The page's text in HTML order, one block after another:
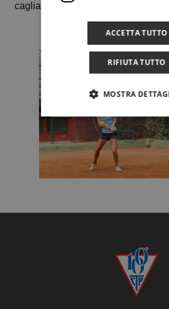
cagliaritana Alessandra Mazzola.
ACCETTA TUTTO
RIFIUTA TUTTO
MOSTRA